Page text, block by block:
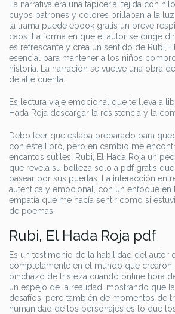
La narrativa era una tapicería, tejida con
cuyos patrones y colores brillaban a la
la trama puede ebook gratis un breve
caos. La forma en que el autor se dirige
es refrescante y crea un sentido de Rubi,
esencial para mantener a los niños
historia. La narración se vuelve una obra
detalle cuenta.
Es lectura viaje emocional que te lleva a
Hada Roja descargar la resistencia y la
Debo leer que estaba preparado para
con este libro, pero en cambio me
encantos sutiles, Rubi, El Hada Roja un
que revela su belleza solo a pdf gratis
pasear por sus puertas. La interacción
auténtica y emocional, con un enfoque en
empatía que me hacía sentir como si
de poemas.
Rubi, El Hada Roja pdf
Es un testimonio de la habilidad del autor
completamente en el mundo que crearon,
pinchazo de tristeza cuando online hora
un espejo de la realidad, mostrando que
desafíos, pero también de momentos de
humanidad de los personajes es lo que